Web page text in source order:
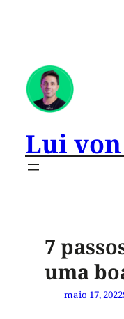
Lui
7
uma
maio 17, 2022